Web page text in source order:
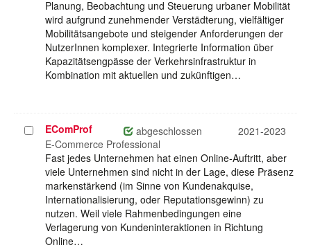
Planung, Beobachtung und Steuerung urbaner Mobilität
wird aufgrund zunehmender Verstädterung, vielfältiger
Mobilitätsangebote und steigender Anforderungen der
NutzerInnen komplexer. Integrierte Information über
Kapazitätsengpässe der Verkehrsinfrastruktur in
Kombination mit aktuellen und zukünftigen…
Projekt
auswählen
EComProf abgeschlossen
2021-2023
E-Commerce Professional
Fast jedes Unternehmen hat einen Online-Auftritt, aber
viele Unternehmen sind nicht in der Lage, diese Präsenz
markenstärkend (im Sinne von Kundenakquise,
Internationalisierung, oder Reputationsgewinn) zu
nutzen. Weil viele Rahmenbedingungen eine
Verlagerung von Kundeninteraktionen in Richtung
Online…